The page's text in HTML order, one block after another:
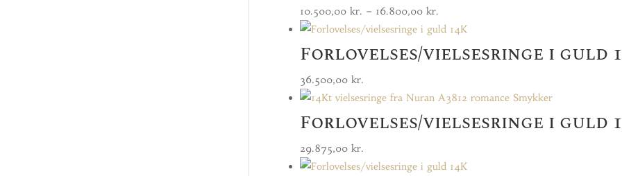
10.500,00 kr. – 16.800,00 kr.Prisinterval:
10.500,00 kr.
til
Forlovelses/vielsesringe i guld
36.500,00 kr.
Forlovelses/vielsesringe i guld
29.875,00 kr.